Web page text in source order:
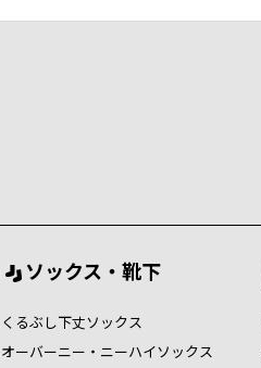
ソックス・靴下
くるぶし下丈ソックス
オーバーニー・ニーハイソックス